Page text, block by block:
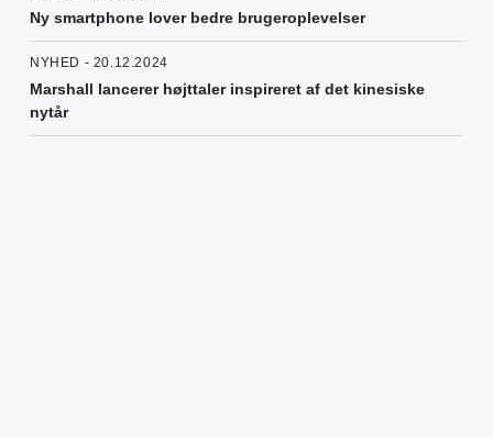
Ny smartphone lover bedre brugeroplevelser
NYHED - 20.12.2024
Marshall lancerer højttaler inspireret af det kinesiske
nytår